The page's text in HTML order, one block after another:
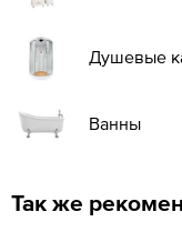
Душевые
Ванны
Так же